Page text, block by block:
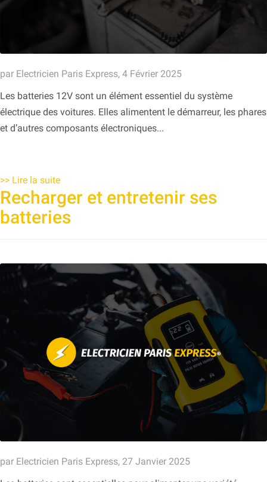
par Electricien Paris Express, 4 Février 2025
Les batteries 12V sont un élément essentiel du système
électrique des voitures. Elles alimentent le démarreur, les phares
et d’autres composants électroniques...
>> Lire la suite
Recharger et entretenir ses
batteries
par Electricien Paris Express, 27 Janvier 2025